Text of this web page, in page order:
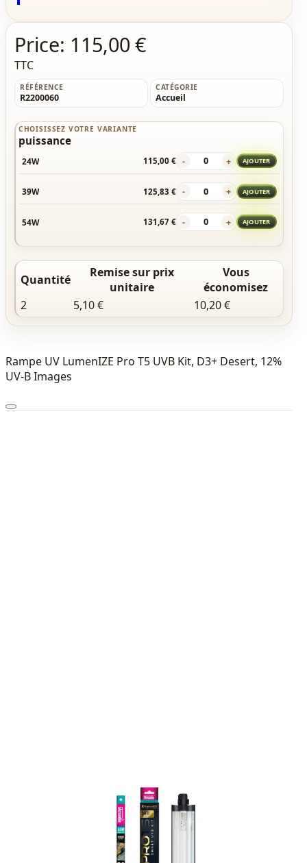
Price: 115,00 €
TTC
RÉFÉRENCE
R2200060
CATÉGORIE
Accueil
CHOISISSEZ VOTRE VARIANTE
puissance
24W 115,00 € - + AJOUTER
39W 125,83 € - + AJOUTER
54W 131,67 € - + AJOUTER
Quantité
Remise sur prix
unitaire
Vous
économisez
2
5,10 € 10,20 €
Rampe UV LumenIZE Pro T5 UVB Kit, D3+ Desert, 12%
UV-B Images